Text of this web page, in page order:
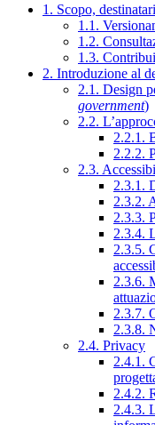
1. Scopo,
1.1.
1.2.
1.3.
2. Introduzione al
2.1. Design
government)
2.2.
2.2.1.
2.2.2.
2.3.
2.3.1.
2.3.2.
2.3.3.
2.3.4.
2.3.5.
2.3.6.
2.3.7.
2.3.8.
2.4. Privacy
2.4.1.
2.4.2.
2.4.3.